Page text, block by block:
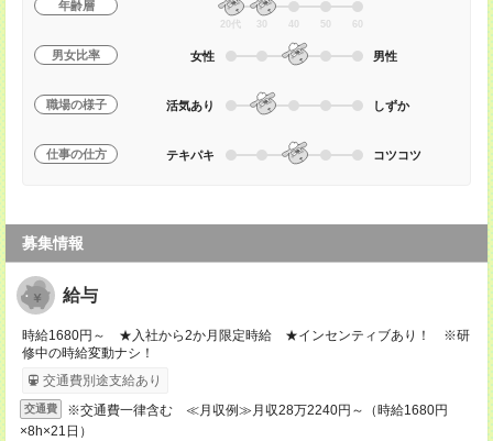
年齢層
20代 30 40 50 60
男女比率 女性 男性
職場の様子 活気あり しずか
仕事の仕方 テキパキ コツコツ
募集情報
給与
時給1680円～ ★入社から2か月限定時給 ★インセンティブあり！ ※研
修中の時給変動ナシ！
交通費別途支給あり
交通費
※交通費一律含む ≪月収例≫月収28万2240円～（時給1680円
×8h×21日）